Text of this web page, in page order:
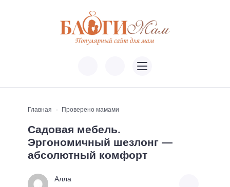
Главная Проверено мамами
Садовая мебель.
Эргономичный шезлонг —
абсолютный комфорт
Алла